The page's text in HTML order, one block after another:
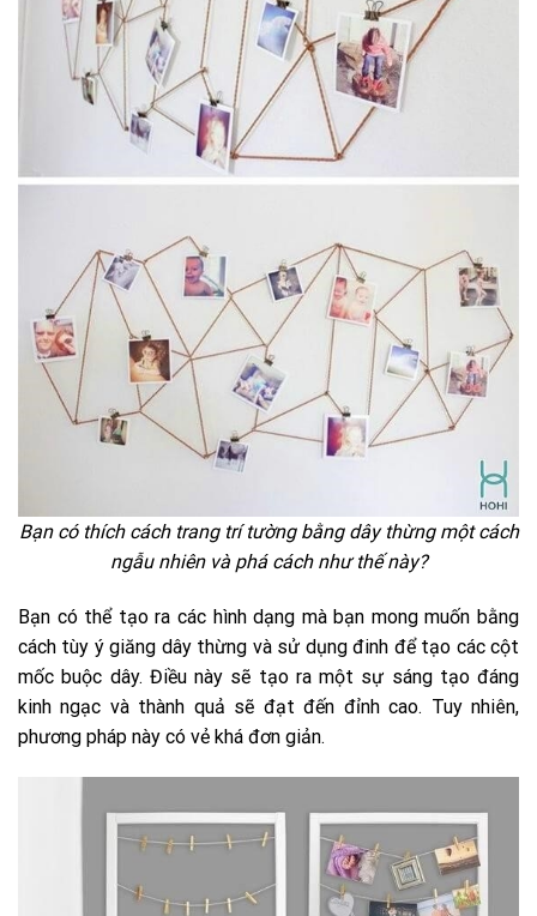
Bạn có thích cách trang trí tường bằng dây thừng một cách
ngẫu nhiên và phá cách như thế này?
Bạn có thể tạo ra các hình dạng mà bạn mong muốn bằng
cách tùy ý giăng dây thừng và sử dụng đinh để tạo các cột
mốc buộc dây. Điều này sẽ tạo ra một sự sáng tạo đáng
kinh ngạc và thành quả sẽ đạt đến đỉnh cao. Tuy nhiên,
phương pháp này có vẻ khá đơn giản.